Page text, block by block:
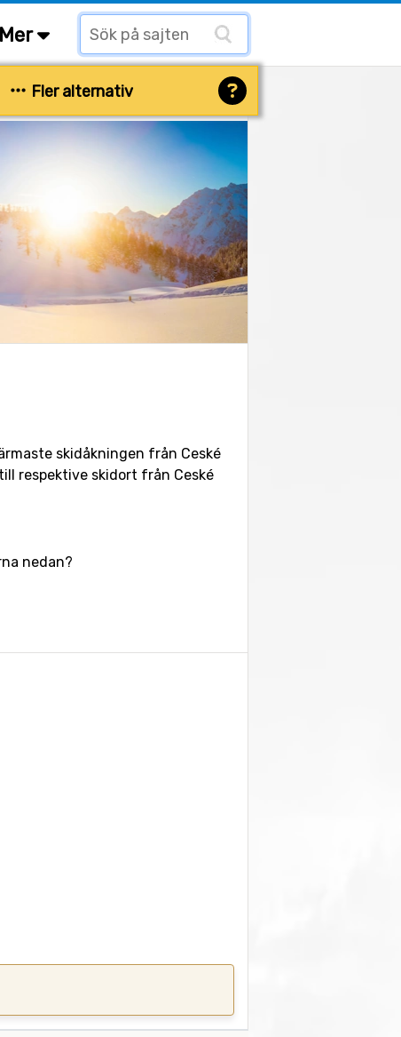
Mer
Fler alternativ
skidåkningen från Ceské
respektive skidort från Ceské
nedan?